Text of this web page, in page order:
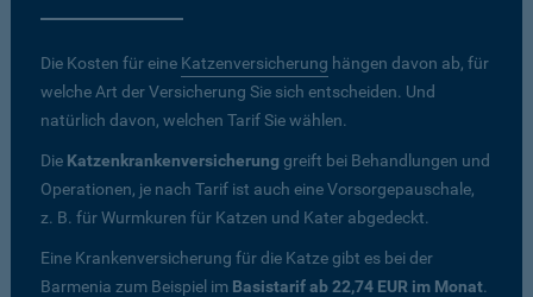
Die Kosten für eine Katzenversicherung hängen davon ab, für
welche Art der Versicherung Sie sich entscheiden. Und
natürlich davon, welchen Tarif Sie wählen.
Die Katzenkrankenversicherung greift bei Behandlungen und
Operationen, je nach Tarif ist auch eine Vorsorgepauschale,
z. B. für Wurmkuren für Katzen und Kater abgedeckt.
Eine Krankenversicherung für die Katze gibt es bei der
Barmenia zum Beispiel im Basistarif ab 22,74 EUR im Monat.